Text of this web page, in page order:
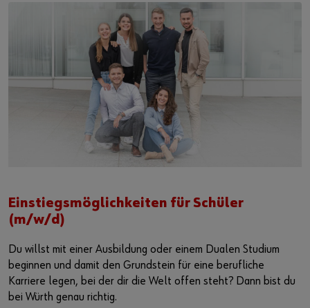
Einstiegsmöglichkeiten für Schüler
(m/w/d)
Du willst mit einer Ausbildung oder einem Dualen Studium
beginnen und damit den Grundstein für eine berufliche
Karriere legen, bei der dir die Welt offen steht? Dann bist du
bei Würth genau richtig.